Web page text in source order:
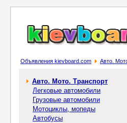
Объявления kievboard.com Авто.
Авто. Мото. Транспорт
Легковые автомобили
Грузовые автомобили
Мотоциклы, мопеды
Автобусы